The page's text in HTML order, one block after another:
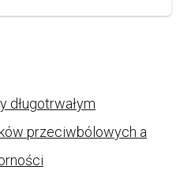
długotrwałym
przeciwbólowych a